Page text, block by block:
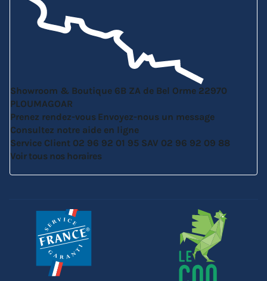
Showroom & Boutique 6B ZA de Bel Orme 22970
PLOUMAGOAR
Prenez rendez-vous Envoyez-nous un message
Consultez notre aide en ligne
Service Client 02 96 92 01 95 SAV 02 96 92 09 88
Voir tous nos horaires